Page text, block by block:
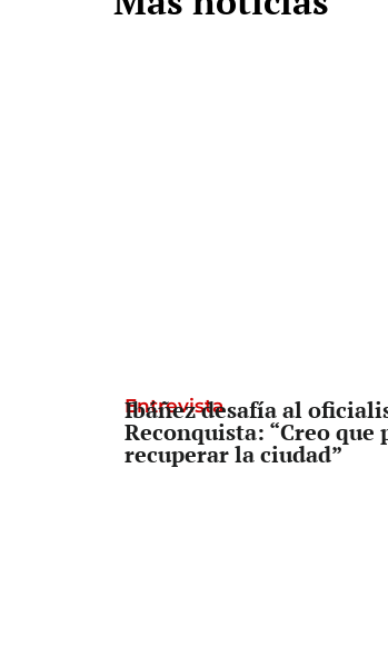
Entrevista
Ibáñez desafía al
Reconquista: “Creo que
recuperar la ciudad”